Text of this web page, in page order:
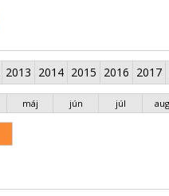
2013 2014 2015 2016 2017
máj jún júl